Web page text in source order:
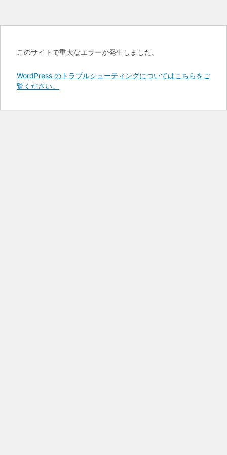
このサイトで重大なエラーが発生しました。
WordPress のトラブルシューティングについてはこちらをご
覧ください。